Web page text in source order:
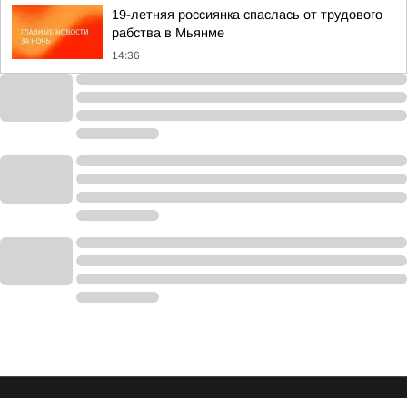
19-летняя россиянка спаслась от трудового
рабства в Мьянме
14:36